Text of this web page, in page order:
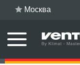
Москва